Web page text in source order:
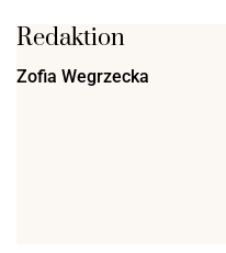
Redaktion
Zofia Wegrzecka